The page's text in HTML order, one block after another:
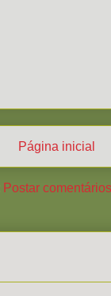
Página inicial
Postar